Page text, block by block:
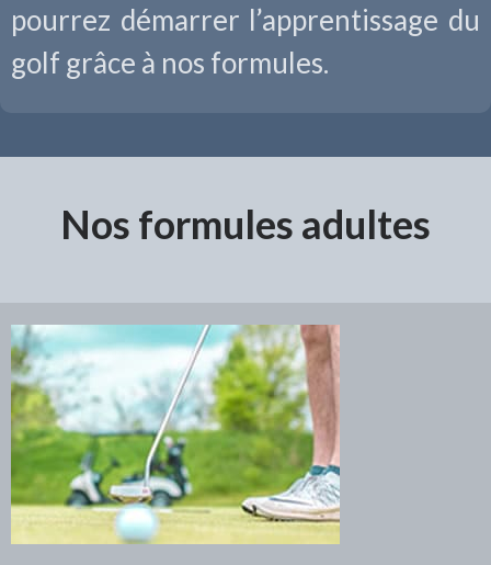
pourrez démarrer l’apprentissage du
golf grâce à nos formules.
Nos formules adultes